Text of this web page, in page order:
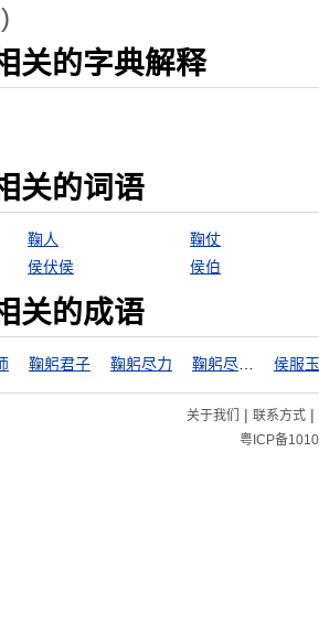
关的字典解释
关的词语
鞠人
鞠仗
侯伏侯 侯伯
关的成语
鞠躬君子 鞠躬尽力 侯服
关于我们 | 联系方式|
粤ICP备